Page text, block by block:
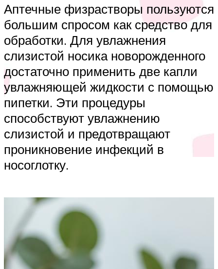
Аптечные физрастворы пользуются
большим спросом как средство для
обработки. Для увлажнения
слизистой носика новорожденного
достаточно применить две капли
увлажняющей жидкости с помощью
пипетки. Эти процедуры
способствуют увлажнению
слизистой и предотвращают
проникновение инфекций в
носоглотку.